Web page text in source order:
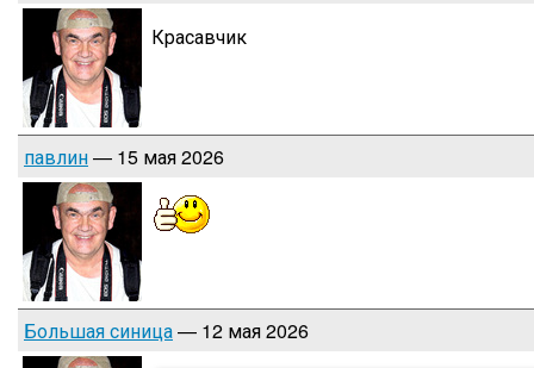
Красавчик
павлин— 15 мая 2026
Большая синица— 12 мая 2026